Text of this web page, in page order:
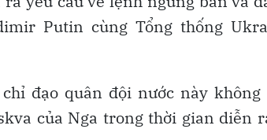
Putin cùng Tổng thống
đạo quân đội nước này không
của Nga trong thời gian diễn